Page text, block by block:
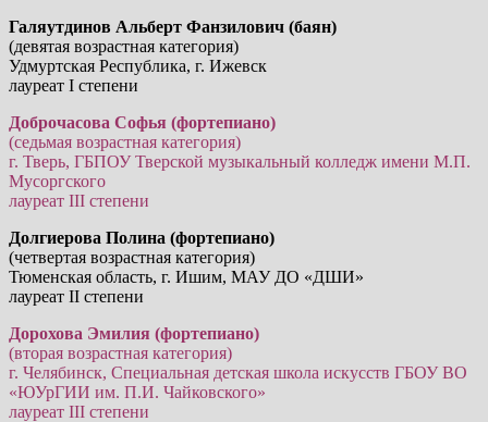
Галяутдинов Альберт Фанзилович (баян)
(девятая возрастная категория)
Удмуртская Республика, г. Ижевск
лауреат I степени
Доброчасова Софья (фортепиано)
(седьмая возрастная категория)
г. Тверь, ГБПОУ Тверской музыкальный колледж имени М.П.
Мусоргского
лауреат III степени
Долгиерова Полина (фортепиано)
(четвертая возрастная категория)
Тюменская область, г. Ишим, МАУ ДО «ДШИ»
лауреат II степени
Дорохова Эмилия (фортепиано)
(вторая возрастная категория)
г. Челябинск, Специальная детская школа искусств ГБОУ ВО
«ЮУрГИИ им. П.И. Чайковского»
лауреат III степени